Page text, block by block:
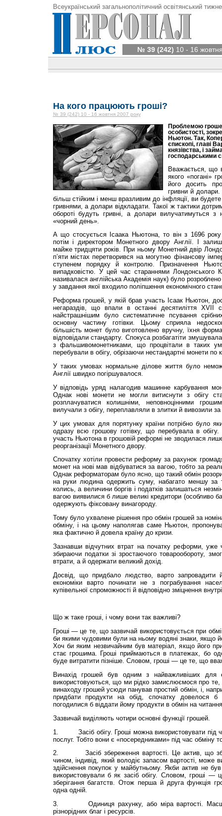
Всеукраїнський загальнополітичний освітянський
№ 39 (242) 10 - 16
На кого працюють гроші?
№ 39 (242) 10 - 16 жовтня 2007 року
Проблемою
особистості,
Ньютон. Так,
єпископі, главі
князівства, і
господарськими
Вважається, що
якого «погані»
його досить
гривни й
більш стійким і менш вразливим до інфляції, ви
гривнями, а долари відкладати. Такої ж тактики
обороті будуть гривні, а долари вилучатимуться з
«чорний день».
А що стосується Ісаака Ньютона, то він з 1696
потім і директором Монетного двору Англії. І
майже тридцяти років. При ньому Монетний двір
п’яти містах перетворився на могутню фінансову
ступенем порядку й контролю. Призначення
випадковістю. У цей час стараннями Лондонського
називалася англійська Академія наук) було
у завдання якої входило поліпшення економічного
Реформа грошей, у якій брав участь Ісаак Ньютон,
негараздів, що впали в останні десятиліття XVII
найстрашнішим було систематичне псування
основну частину готівки. Цьому сприяла
більшість монет було виготовлено вручну, їхня
відповідали стандарту. Спокуса розбагатіти
з фальшивомонетниками, що процвітали в таких
перебували в обігу, обрізаючи нестандартні монети по
У таких умовах нормальне ділове життя було
Англії швидко погіршувалося.
У відповідь уряд налагодив машинне карбування
Однак нові монети не могли витиснути з обігу
розплачуватися колишніми, неповноцінними
вилучали з обігу, переплавляли в злитки й вивозили
У цих умовах для порятунку країни потрібно бу­ло
одразу всю грошову готівку, що перебувала в
участь Ньютона в грошовій реформі не зводилася
реорганізації Монетного двору.
Спочатку хотіли провести реформу за рахунок
монет на нові мав відбуватися за вагою, тобто за
Однак реформаторам було ясно, що такий обмін
на руки людина одержить суму, набагато меншу за
колись, а величини боргів і податків залишаться
вагою виявилися б лише великі кредитори (особливо
одержують фіксовану винагороду.
Тому було ухвалене рішення про обмін грошей за
обміну, і на цьому наполягав саме Ньютон,
яка фактично й довела країну до кризи.
Зазнавши відчутних втрат на початку реформи, уже
збираючи податки зі зростаючого товарообороту,
втрати, а й одержати великий дохід.
Досвід, що придбало людство, варто запровадити
економіки варто починати не з пограбування
купівельної спроможності й відповідно зміцнення
Що ж таке гроші, і чому вони так важливі?
Гроші — це те, що зазвичай використовується при
би якими чудовими були на ньому водяні знаки, якщо
Хоч би яким незвичайним був матеріал, якщо його
стає грошима. Гроші приймаються в платежах, бо
буде витратити пізніше. Словом, гроші — це те, що
Винахід грошей був одним з найважливіших для
використовуються, що ми рідко замислюємося про те,
винаходу грошей усюди панував простий обмін, і,
придбати продукти на обід, спочатку довелося б
погодилися б віддати йому продукти в обмін на
Зазвичай виділяють чотири основні функції грошей.
1.
Засіб обігу. Гроші можна використовувати під
послуг. Тобто вони є «посередниками» під час обміну
2. Засіб збереження вартості. Це актив, що
чином, індивід, який володіє запасом вартості, може
здійснення покупок у майбутньому. Якби актив не
використовували б як засіб обігу. Словом, гроші —
зберігання багатств. Отож перша й друга функція
одна одній.
3. Одиниця рахунку, або міра вартості.
різнорідних благ і ресурсів.